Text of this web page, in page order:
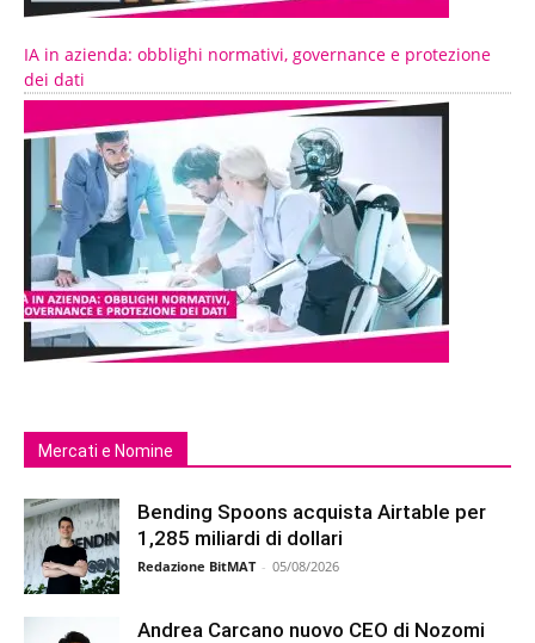
IA in azienda: obblighi normativi, governance e protezione
dei dati
Mercati e Nomine
Bending Spoons acquista Airtable per
1,285 miliardi di dollari
Redazione BitMAT - 05/08/2026
Andrea Carcano nuovo CEO di Nozomi